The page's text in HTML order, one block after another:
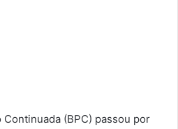
(BPC) passou por